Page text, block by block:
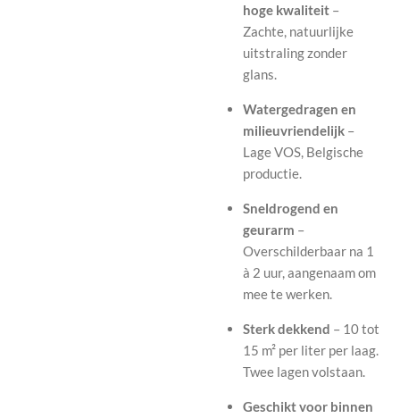
hoge kwaliteit–
Zachte, natuurlijke
uitstraling zonder
glans.
Watergedragen en
milieuvriendelijk–
Lage VOS, Belgische
productie.
Sneldrogend en
geurarm –
Overschilderbaar na 1
à 2 uur, aangenaam om
mee te werken.
Sterk dekkend – 10 tot
15 m² per liter per laag.
Twee lagen volstaan.
Geschikt voor binnen